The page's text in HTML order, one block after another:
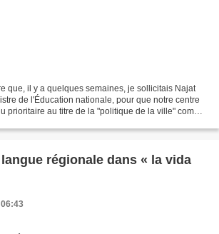
que, il y a quelques semaines, je sollicitais Najat
de l'Éducation nationale, pour que notre centre
prioritaire au titre de la "politique de la ville" comme
régionale dans « la vida